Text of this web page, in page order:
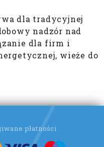
dla tradycyjnej
nadzór nad
dla firm i
wieże do
płatności